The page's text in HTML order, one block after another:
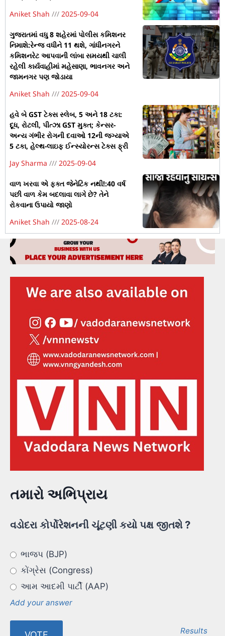
Aniket Shah
2025-09-04
ગુજરાતમાં વધુ 8 શહેરમાં પોલીસ કમિશનર
નિમાશે:રેન્જ વધીને 11 થશે, ગાંધીનગરને
કમિશનરેટ આપવાની લાંબા સમયથી ચાલી
રહેલી કાર્યવાહીમાં મહેસાણા, ભાવનગર અને
જામનગર પણ જોડાયા
Aniket Shah
2025-09-04
હવે બે GST ટેક્સ સ્લેબ, 5 અને 18 ટકા:
દૂધ, રોટલી, પીત્ઝા GST મુક્ત; કેન્સર-
અન્ય ગંભીર રોગની દવાઓ 12ની જગ્યાએ
5 ટકા, હેલ્થ-લાઇફ ઈન્સ્યોરન્સ ટેક્સ ફ્રી
Jay Sharma
2025-09-04
વાળ ખરવા એ ફક્ત જેનેટિક નથી!:40 વર્ષ
પછી વાળ કેમ બદલાવા લાગે છે? તેને
રોકવાના ઉપાયો જાણો
Aniket Shah
2025-08-24
તમારો અભિપ્રાય
વડોદરા કોર્પોરેશનની ચૂંટણી કયો પક્ષ જીતશે ?
ભાજપ (BJP)
કોંગ્રેસ (Congress)
આમ આદમી પાર્ટી (AAP)
Add your answer
Results